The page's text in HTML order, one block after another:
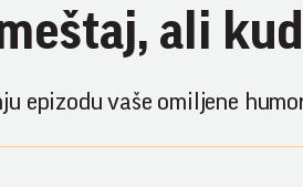
ali
epizodu vaše omiljene